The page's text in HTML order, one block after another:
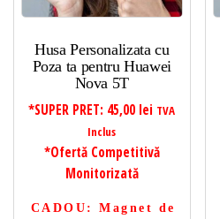
Husa Personalizata cu
Poza ta pentru Huawei
Nova 5T
*SUPER PRET: 45,00 lei TVA
Inclus
*Ofertă Competitivă
Monitorizată
CADOU : Magnet de